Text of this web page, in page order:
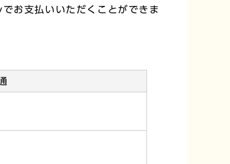
お支払いいただくことができま